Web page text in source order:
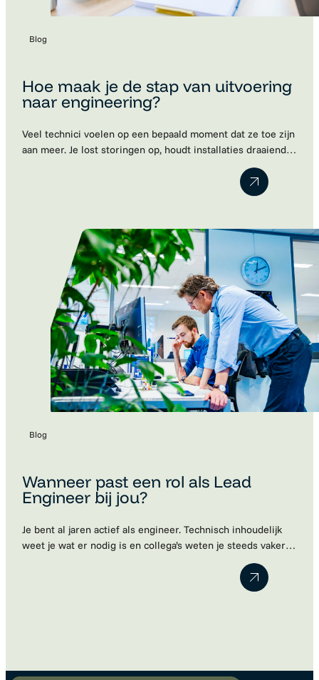
Blog
Hoe maak je de stap van uitvoering
naar engineering?
Veel technici voelen op een bepaald moment dat ze toe zijn
aan meer. Je lost storingen op, houdt installaties draaiende
en kent de techniek door en door. Maar ondertussen merk
je dat je steeds vaker meedenkt over verbeteringen,
projecten en engineering. Toch blijkt die volgende stap vaak
Blog
Wanneer past een rol als Lead
Engineer bij jou?
Je bent al jaren actief als engineer. Technisch inhoudelijk
weet je wat er nodig is en collega’s weten je steeds vaker
te vinden met vragen. Je denkt vooruit, bewaakt de kwaliteit
van het werk en neemt vanzelf verantwoordelijkheid.
Misschien merk je dat je huidige functie daar niet meer